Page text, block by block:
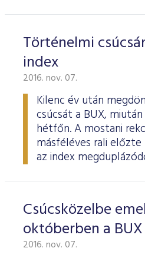
Történelmi
index
2016. nov. 07.
Kilenc év után
csúcsát a BUX,
hétfőn. A mostani
másféléves rali
az index
Csúcsközelbe
októberben a
2016. nov. 07.